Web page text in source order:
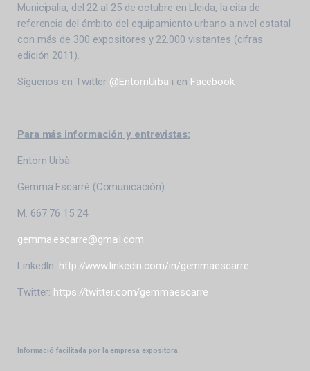
Municipalia, del 22 al 25 de octubre en Lleida, la cita de
referencia del ámbito del equipamiento urbano a nivel estatal
con más de 300 expositores y 22.000 visitantes (cifras
edición 2011).
Síguenos en Twitter @EntornUrba i en Facebook
Para más información y entrevistas:
Entorn Urbà
Gemma Escarré (Comunicación)
M. 667 76 15 24
gemma.escarre@gmail.com
LinkedIn: http://www.linkedin.com/in/gemmaescarre
Twitter: https://twitter.com/gemmaescarre
Informació facilitada por la empresa expositora.